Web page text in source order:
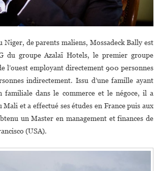
Niger, de parents maliens, Mossadeck Bally est
du groupe Azalaï Hotels, le premier groupe
l’ouest employant directement 900 personnes
indirectement. Issu d’une famille ayant
familiale dans le commerce et le négoce, il a
et a effectué ses études en France puis aux
un Master en management et finances de
(USA).